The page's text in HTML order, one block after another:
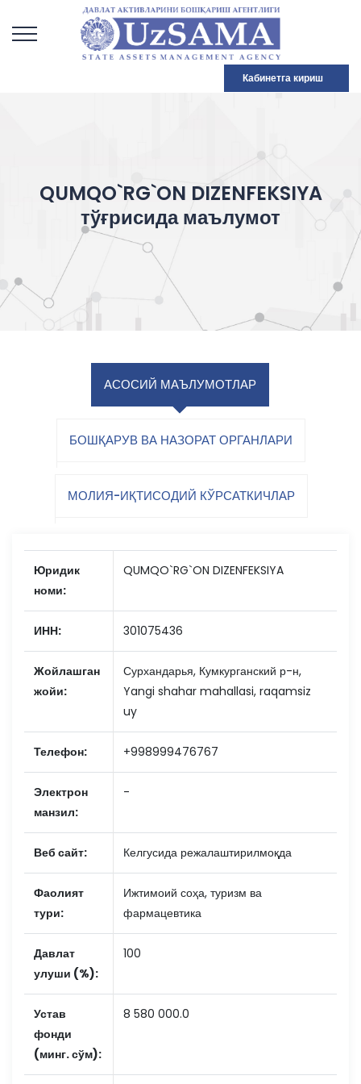
Кабинетга кириш
QUMQO`RG`ON DIZENFEKSIYA
тўғрисида маълумот
АСОСИЙ МАЪЛУМОТЛАР
БОШҚАРУВ ВА НАЗОРАТ ОРГАНЛАРИ
МОЛИЯ-ИҚТИСОДИЙ КЎРСАТКИЧЛАР
Юридик
номи:
QUMQO`RG`ON DIZENFEKSIYA
ИНН: 301075436
Жойлашган
жойи:
Сурхандарья, Кумкурганский р-н,
Yangi shahar mahallasi, raqamsiz
uy
Телефон: +998999476767
Электрон
манзил:
-
Веб сайт: Келгусида режалаштирилмоқда
Фаолият
тури:
Ижтимоий соҳа, туризм ва
фармацевтика
Давлат
улуши (%):
100
Устав
фонди
(минг. сўм):
8 580 000.0